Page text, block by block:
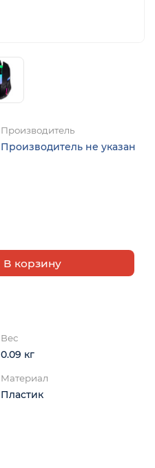
Производитель
Производитель не указан
В корзину
Вес
0.09 кг
Материал
Пластик